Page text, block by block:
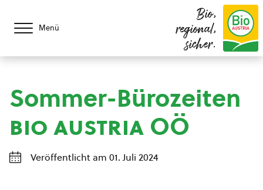
Menü
Bio,
regional,
sicher.
Sommer-Bürozeiten
bio austria OÖ
Veröffentlicht am 01. Juli 2024